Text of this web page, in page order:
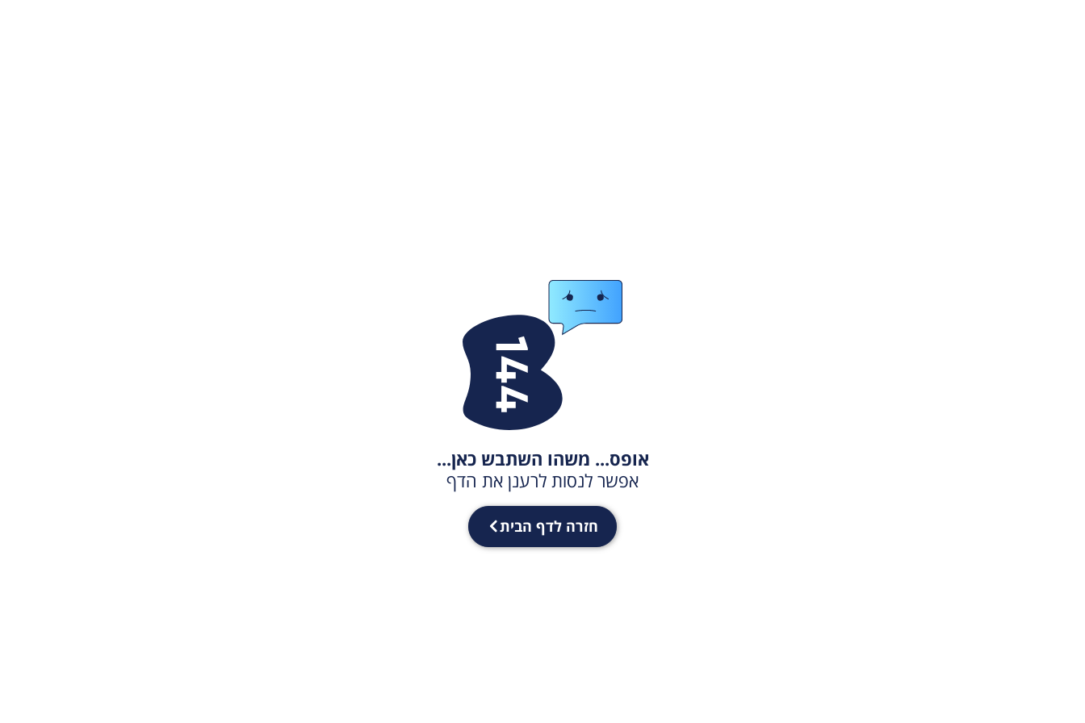
אופס... משהו השתבש כאן...
אפשר לנסות לרענן את הדף
חזרה לדף הבית